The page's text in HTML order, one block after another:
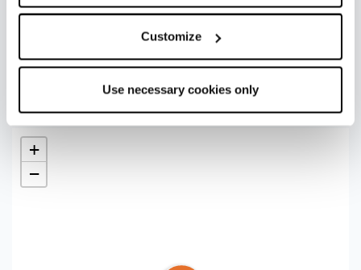
Customize
Use necessary cookies only
sospesi sugli alberi, adatti a tutte le età, immersi in
Arrivati in cima al Monte Aquilone la veduta del
panorama vi catturerà negli occhi e nel cuore.
4
+
−